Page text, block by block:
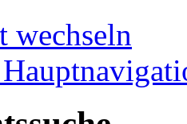
wechseln